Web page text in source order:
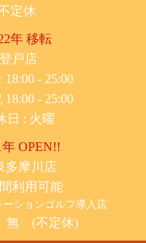
定休
年 移転
​登戸店
18:00 - 25:00
18:00 - 25:00
日 : 火曜
年 OPEN!!
多摩川店
利用可能
ションゴルフ導入店
無 (不定休)